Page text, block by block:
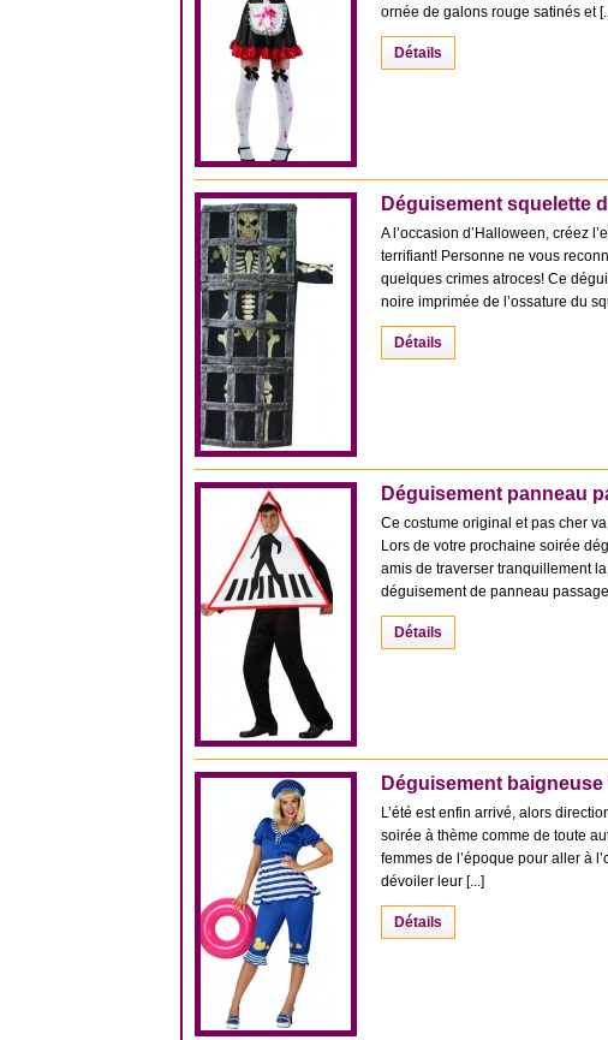
ornée de galons rouge satinés et
Détails
Déguisement squelette
A l’occasion d’Halloween, créez
terrifiant! Personne ne vous
quelques crimes atroces! Ce
noire imprimée de l’ossature du
Détails
Déguisement panneau
Ce costume original et pas cher
Lors de votre prochaine soirée
amis de traverser tranquillement
déguisement de panneau
Détails
Déguisement baigneuse
L’été est enfin arrivé, alors
soirée à thème comme de toute
femmes de l’époque pour aller à
dévoiler leur [...]
Détails